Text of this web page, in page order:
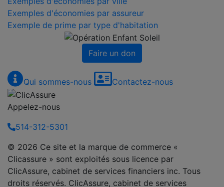
Exemples d'économies par assureur
Exemple de prime par type d'habitation
Faire un don
Qui sommes-nous Contactez-nous
Appelez-nous
514-312-5301
© 2026 Ce site et la marque de commerce «
Clicassure » sont exploités sous licence par
ClicAssure, cabinet de services financiers inc. Tous
droits réservés. ClicAssure, cabinet de services